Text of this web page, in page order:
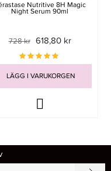
Nutritive 8H Magic
Night Serum 90ml
728 kr 618,80 kr
LÄGG I VARUKORGEN